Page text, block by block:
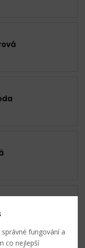
fungování a
co nejlepší